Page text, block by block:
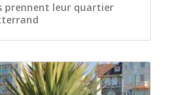
prennent leur quartier